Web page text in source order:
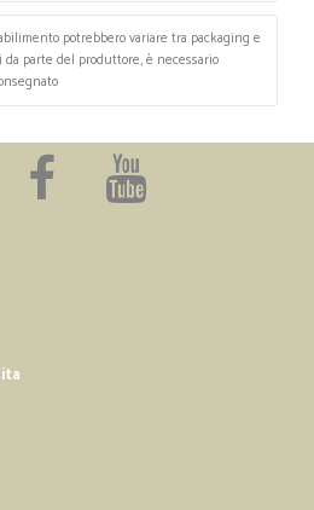
potrebbero variare tra packaging e
parte del produttore, è necessario